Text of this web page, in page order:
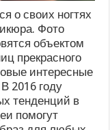
о своих ногтях
Фото
объектом
прекрасного
интересные
2016 году
тенденций в
помогут